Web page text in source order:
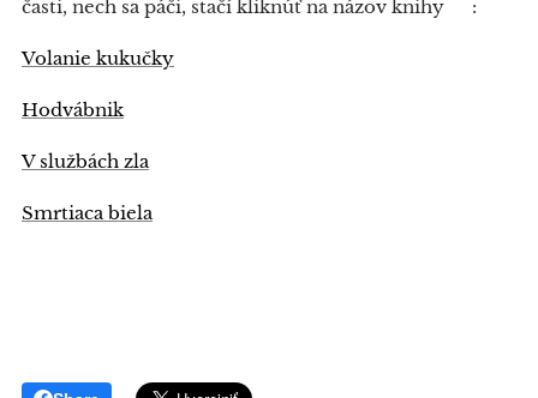
časti, nech sa páči, stačí kliknúť na názov knihy 😉:
Volanie kukučky
Hodvábnik
V službách zla
Smrtiaca biela